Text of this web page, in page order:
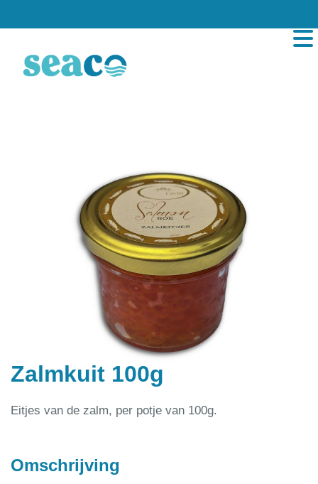
Zalmkuit 100g
Eitjes van de zalm, per potje van 100g.
Omschrijving